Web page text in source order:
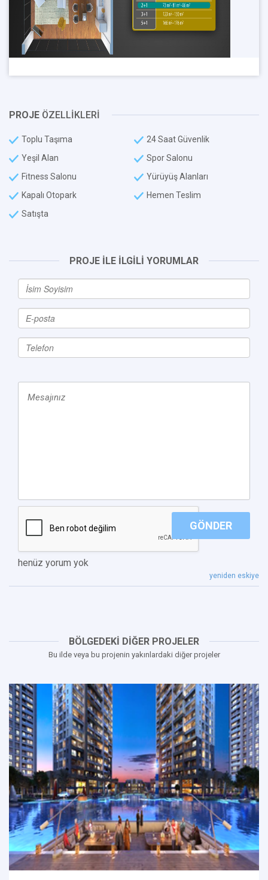
PROJE ÖZELLİKLERİ
Toplu Taşıma
24 Saat Güvenlik
Yeşil Alan
Spor Salonu
Fitness Salonu
Yürüyüş Alanları
Kapalı Otopark
Hemen Teslim
Satışta
PROJE İLE İLGİLİ YORUMLAR
GÖNDER
henüz yorum yok
yeniden eskiye
BÖLGEDEKİ DİĞER PROJELER
Bu ilde veya bu projenin yakınlardaki diğer projeler